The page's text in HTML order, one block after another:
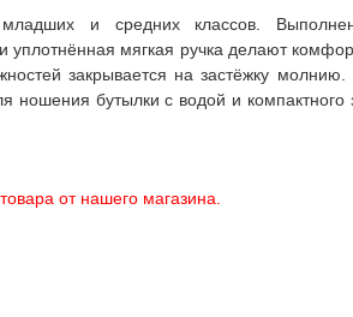
и средних классов.
мягкая ручка делают
закрывается на застёжку
бутылки с водой и
от нашего магазина.